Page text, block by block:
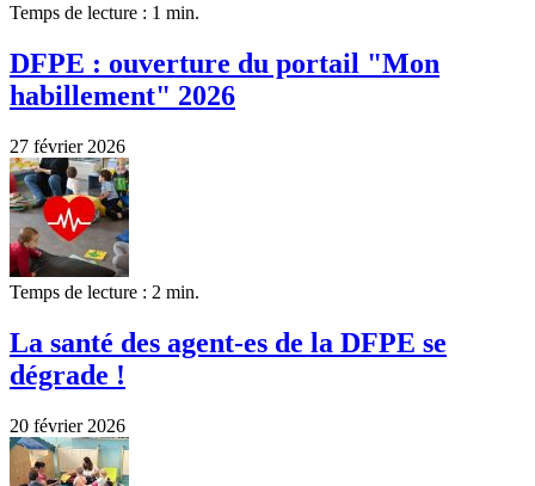
Temps de lecture : 1 min.
DFPE : ouverture du portail "Mon
habillement" 2026
27 février 2026
Temps de lecture : 2 min.
La santé des agent-es de la DFPE se
dégrade !
20 février 2026